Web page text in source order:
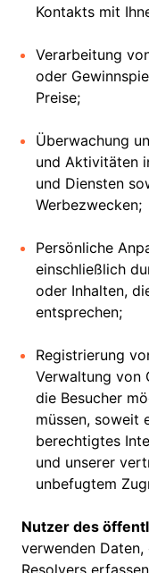
Kontakts mit
Verarbeitung
oder
Preise;
Überwachung
und Aktivitäten
und Diensten
Werbezwecken;
Persönliche
einschließlich
oder Inhalten,
entsprechen;
Registrierung
Verwaltung von
die Besucher
müssen, soweit
berechtigtes
und unserer
unbefugtem
Nutzer des
verwenden Daten,
Resolvers